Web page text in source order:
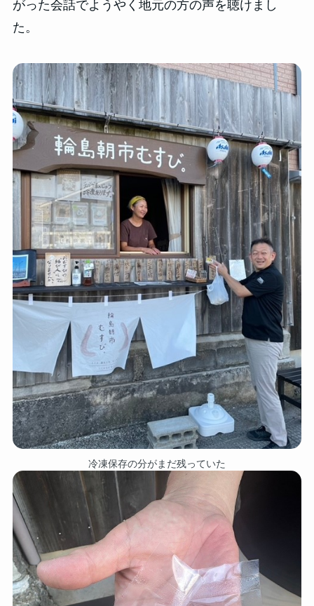
がった会話でようやく地元の方の声を聴けまし
た。
冷凍保存の分がまだ残っていた